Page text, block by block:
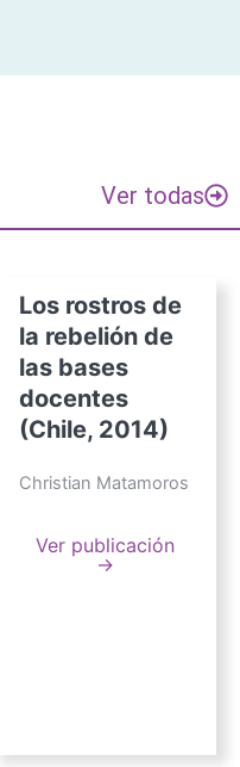
Ver todas
Los rostros de
la rebelión de
las bases
docentes
(Chile, 2014)
Christian Matamoros
Ver publicación
→